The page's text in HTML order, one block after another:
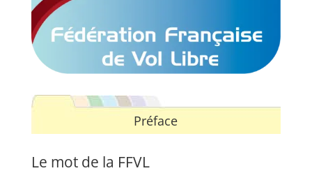
Préface
Le mot de la FFVL